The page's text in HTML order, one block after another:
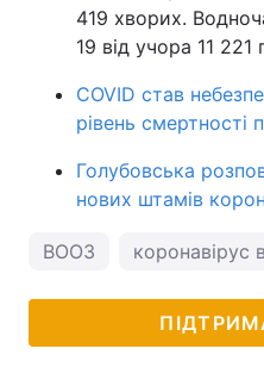
419 хворих.
19 від учора 11 221
COVID став
рівень смертності
Голубовська
нових штамів
ВООЗ коронавірус